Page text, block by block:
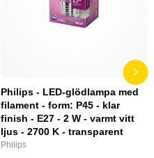
Philips - LED-glödlampa med
filament - form: P45 - klar
finish - E27 - 2 W - varmt vitt
ljus - 2700 K - transparent
Philips